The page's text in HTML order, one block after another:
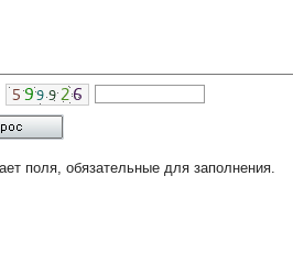
поля, обязательные для заполнения.